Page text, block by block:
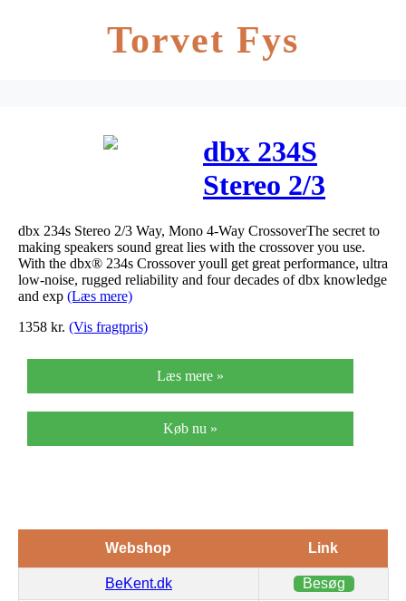
Torvet Fys
dbx 234S
Stereo 2/3
Vejs, Mono 4-
Vejs Delefilter
dbx 234s Stereo 2/3 Way, Mono 4-Way CrossoverThe secret to
making speakers sound great lies with the crossover you use.
With the dbx® 234s Crossover youll get great performance, ultra
low-noise, rugged reliability and four decades of dbx knowledge
and exp (Læs mere)
1358 kr. (Vis fragtpris)
Læs mere »
Køb nu »
Webshop Link
BeKent.dk Besøg